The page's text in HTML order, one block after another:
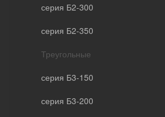
серия Б2-300
серия Б2-350
Треугольные
серия Б3-150
серия Б3-200